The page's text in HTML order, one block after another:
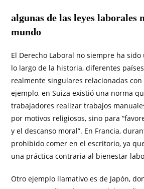
algunas de las leyes laborales
mundo
El Derecho Laboral no siempre ha
lo largo de la historia, diferentes
realmente singulares relacionadas
ejemplo, en Suiza existió una norma
trabajadores realizar trabajos
por motivos religiosos, sino para
y el descanso moral”. En Francia,
prohibido comer en el escritorio, ya
una práctica contraria al bienestar
Otro ejemplo llamativo es de Japón,